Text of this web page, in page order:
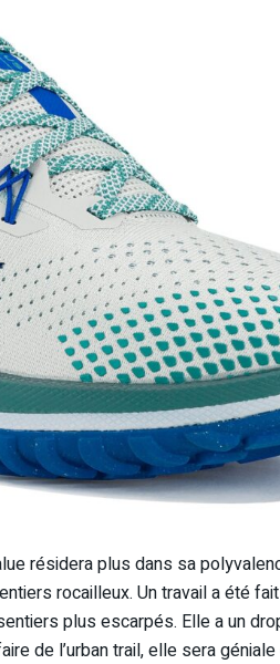
résidera plus dans sa
rocailleux. Un travail a été
plus escarpés. Elle a un
de l’urban trail, elle sera géniale